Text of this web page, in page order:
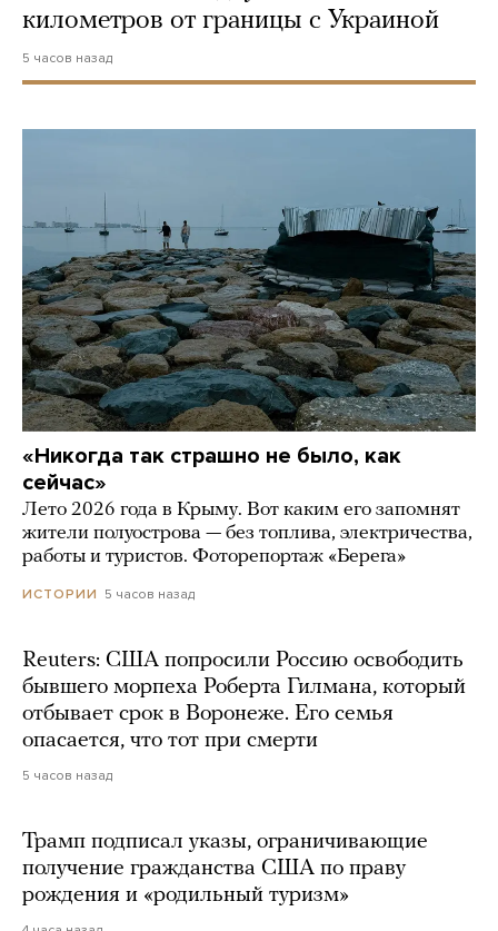
километров от границы с Украиной
5 часов назад
«Никогда так страшно не было, как
сейчас»
Лето 2026 года в Крыму. Вот каким его запомнят
жители полуострова — без топлива, электричества,
работы и туристов. Фоторепортаж «Берега»
ИСТОРИИ 5 часов назад
Reuters: США попросили Россию освободить
бывшего морпеха Роберта Гилмана, который
отбывает срок в Воронеже. Его семья
опасается, что тот при смерти
5 часов назад
Трамп подписал указы, ограничивающие
получение гражданства США по праву
рождения и «родильный туризм»